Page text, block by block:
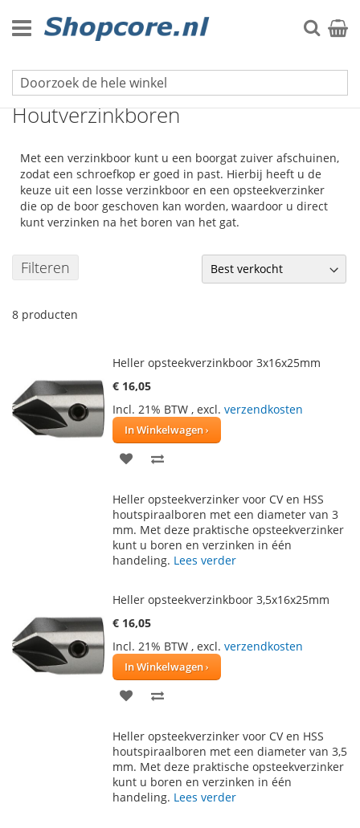
naar
de
Zoek
Boormachines & Boren
Houtverzinkboren
Met een verzinkboor kunt u een boorgat zuiver afschuinen,
zodat een schroefkop er goed in past. Hierbij heeft u de
keuze uit een losse verzinkboor en een opsteekverzinker
die op de boor geschoven kan worden, waardoor u direct
kunt verzinken na het boren van het gat.
Filteren
8 producten
Heller opsteekverzinkboor 3x16x25mm
€ 16,05
Incl. 21% BTW , excl. verzendkosten
In Winkelwagen
VOEG
AAN
VERLANGLIJST
TE
VERGELIJKEN
Heller opsteekverzinker voor CV en HSS
houtspiraalboren met een diameter van 3
mm. Met deze praktische opsteekverzinker
kunt u boren en verzinken in één
handeling. Lees verder
Heller opsteekverzinkboor 3,5x16x25mm
€ 16,05
Incl. 21% BTW , excl. verzendkosten
In Winkelwagen
VOEG
AAN
VERLANGLIJST
TE
VERGELIJKEN
Heller opsteekverzinker voor CV en HSS
houtspiraalboren met een diameter van 3,5
mm. Met deze praktische opsteekverzinker
kunt u boren en verzinken in één
handeling. Lees verder